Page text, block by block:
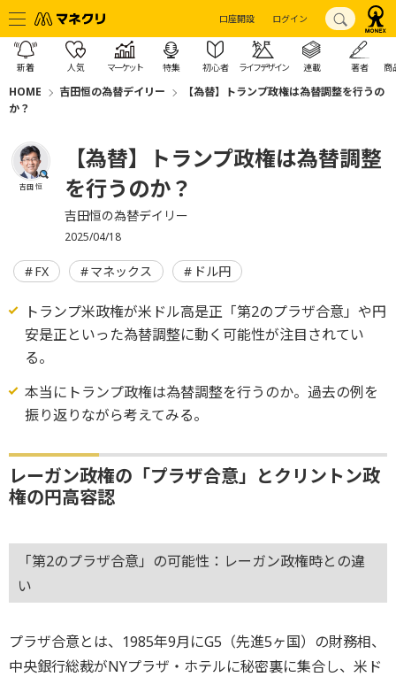
口座開設 ログイン
新着 人気 マーケット 特集 初心者 ライフデザイン 連載 著者 商
HOME 吉田恒の為替デイリー
【為替】トランプ政権は為替調整を行うの
か？
吉田 恒
【為替】トランプ政権は為替調整
を行うのか？
吉田恒の為替デイリー
2025/04/18
FX マネックス ドル円
トランプ米政権が米ドル高是正「第2のプラザ合意」や円
安是正といった為替調整に動く可能性が注目されてい
る。
本当にトランプ政権は為替調整を行うのか。過去の例を
振り返りながら考えてみる。
レーガン政権の「プラザ合意」とクリントン政
権の円高容認
「第2のプラザ合意」の可能性：レーガン政権時との違
い
プラザ合意とは、1985年9月にG5（先進5ヶ国）の財務相、
中央銀行総裁がNYプラザ・ホテルに秘密裏に集合し、米ド